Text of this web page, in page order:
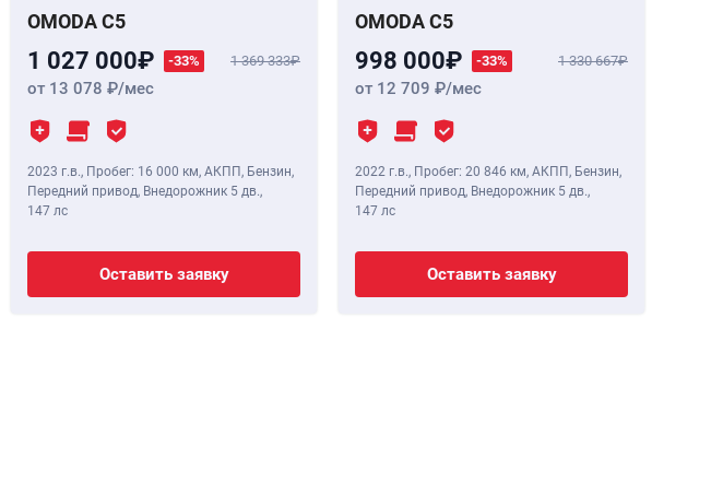
OMODA C5
1 027 000 -33% 1 369 333
от 13 078 /мес
2023 г.в., Пробег: 16 000 км, АКПП, Бензин,
Передний привод, Внедорожник 5 дв.,
147 лс
Оставить заявку
OMODA C5
998 000 -33% 1 330 667
от 12 709 /мес
2022 г.в., Пробег: 20 846 км, АКПП, Бензин,
Передний привод, Внедорожник 5 дв.,
147 лс
Оставить заявку